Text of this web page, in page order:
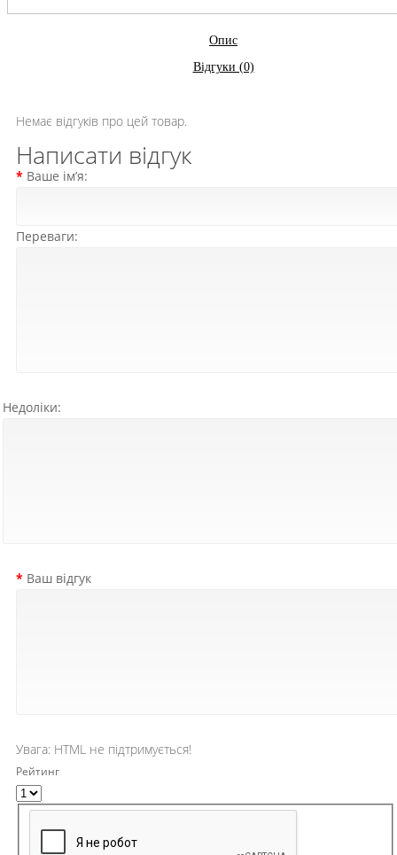
Опис
Відгуки (0)
Немає відгуків про цей товар.
Написати відгук
Ваше ім’я:
Переваги:
Недоліки:
Ваш відгук
Увага: HTML не підтримується!
Рейтинг